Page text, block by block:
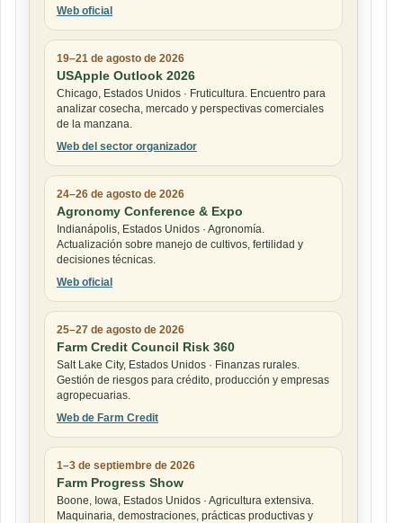
Web oficial
19–21 de agosto de 2026
USApple Outlook 2026
Chicago, Estados Unidos · Fruticultura. Encuentro para
analizar cosecha, mercado y perspectivas comerciales
de la manzana.
Web del sector organizador
24–26 de agosto de 2026
Agronomy Conference & Expo
Indianápolis, Estados Unidos · Agronomía.
Actualización sobre manejo de cultivos, fertilidad y
decisiones técnicas.
Web oficial
25–27 de agosto de 2026
Farm Credit Council Risk 360
Salt Lake City, Estados Unidos · Finanzas rurales.
Gestión de riesgos para crédito, producción y empresas
agropecuarias.
Web de Farm Credit
1–3 de septiembre de 2026
Farm Progress Show
Boone, Iowa, Estados Unidos · Agricultura extensiva.
Maquinaria, demostraciones, prácticas productivas y